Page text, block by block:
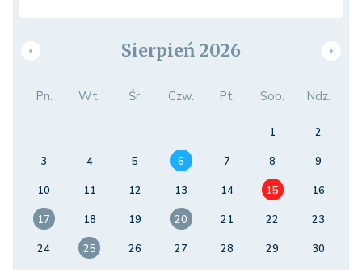
Sierpień 2026
Pn. Wt. Śr. Czw. Pt. Sob. Ndz.
1
2
3
4 5 6 7 8
9
10
11 12 13 14 15
16
17
18 19 20 21 22
23
24
25 26 27 28 29
30